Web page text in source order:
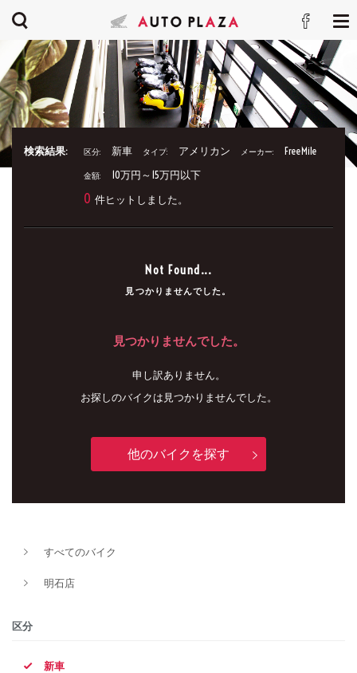
検索結果: 区分: 新車 タイプ: アメリカン メーカー: FreeMile
金額: 10万円～15万円以下
0 件ヒットしました。
Not Found...
見つかりませんでした。
見つかりませんでした。
申し訳ありません。
お探しのバイクは見つかりませんでした。
他のバイクを探す
すべてのバイク
明石店
区分
新車
新車
タイプ